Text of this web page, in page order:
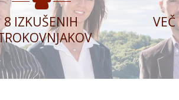
8 IZKUŠENIH